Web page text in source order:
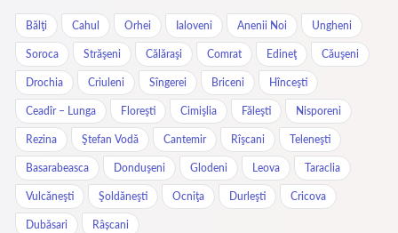
Bălţi Cahul Orhei Ialoveni Anenii Noi Ungheni
Soroca Străşeni Călăraşi Comrat Edineţ Căuşeni
Drochia Criuleni Sîngerei Briceni Hînceşti
Ceadîr – Lunga Floreşti Cimişlia Făleşti Nisporeni
Rezina Ştefan Vodă Cantemir Rîşcani Teleneşti
Basarabeasca Donduşeni Glodeni Leova Taraclia
Vulcăneşti Şoldăneşti Ocniţa Durleşti Cricova
Dubăsari Râșcani